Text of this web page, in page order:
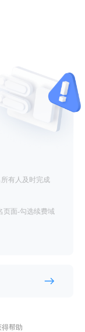
有人及时完成
页面-勾选续费域
得帮助